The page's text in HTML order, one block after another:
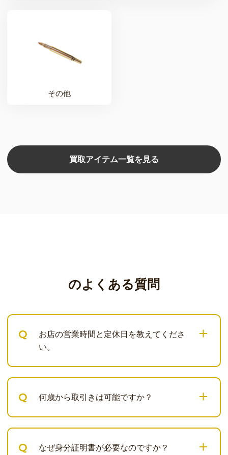
その他
買取アイテム一覧を見る
のよくある質問
Q
お店の営業時間と定休日を教えてくださ
い。
Q 何歳から取引きは可能ですか？
Q なぜ身分証明書が必要なのですか？